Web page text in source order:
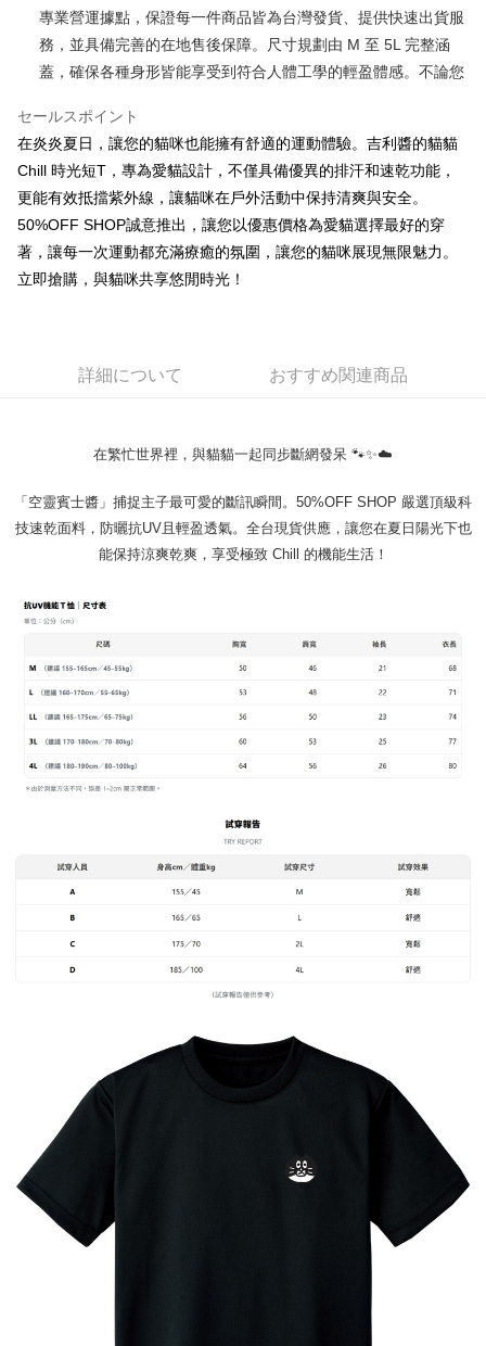
【支払い方法の説明】
1. 分割払いの金額は電信請求書に統合されず、「OP Pay Later」は毎月の
2. SMSのリンクを通じて請求書を開いた後、「コンビニバーコード／台湾
支払いを選択できます。
1. 本サービスは「台湾大哥大株式会社」（以下「当社」といいます）によ
って提供され、ユーザーが取引時に本サービスを通じて商品やサービスを
購入できるようにし、店舗が売買／分割払い売買の債権を当社に譲渡した
後、契約に基づいて当社の請求書で帳款を支払うことになります。
2. 「OP Pay Later」を利用する契約関係の目的から、店舗はあなたの個人
情報（名前、電話または住所を含む）を台湾大哥大に提供し、収集、処理
グでお支払いください。
代金納付期限は最短で 14 日以内ですので、ご注意ください。AFTEE アプ
リをダウンロードして AFTEE 会員になるとお支払い期限を最長 45 日以内
お支払期限は、ショップが請求した期日と、AFTEEで延長できる日数をも
とに計算されます。AFTEEで注文すると、商品を受け取るまで支払い期限
を延長できますが、商品を期限内に受け取れない場合があります（例：予
わらず、AFTEEで指定された期限内にお支払いください。
二、支払い限度額
1.初回 AFTEEを ご利用の際に、認証結果及び当社の審査の結果に基づ
き、限度額が設定されます。
ロテクションズ（以下 AFTEE という）が提供し、AFTEEが代金を徴収し
す。AFTEEの個人情報の収集、処理、利用について、詳細はAFTEE公式ホ
ださい（https://aftee.tw/privacypolicy/）。
AFTEEの初回ご利用の際に、審査を通過すれば、最高額がNT$10,000にな
ります。支払い期限を過ぎた場合、その金額に基づいて年利20%の遅延滞
にご連絡ください。上記に示した個人情報を、必要な購入注文書とあわせ
てAFTEEにご提供いただく、またはAFTEEにあなたの個人情報の収集、処
理、利用を許可することににご同意いただけない場合は、当サービスを選
配送毎にNT$45
7-11取貨付款
配送毎にNT$45、NT$499以上で送料無料
付款 後7-11取貨
配送毎にNT$45、NT$499以上で送料無料
宅配
配送毎にNT$70、NT$499以上で送料無料
專業營運據點，保證每一件商品皆為台灣發貨、提供快速出貨服
務，並具備完善的在地售後保障。尺寸規劃由 M 至 5L 完整涵
蓋，確保各種身形皆能享受到符合人體工學的輕盈體感。不論您
セールスポイント
在炎炎夏日，讓您的貓咪也能擁有舒適的運動體驗。吉利醬的貓貓
Chill 時光短T，專為愛貓設計，不僅具備優異的排汗和速乾功能，
更能有效抵擋紫外線，讓貓咪在戶外活動中保持清爽與安全。
50%OFF SHOP誠意推出，讓您以優惠價格為愛貓選擇最好的穿
著，讓每一次運動都充滿療癒的氛圍，讓您的貓咪展現無限魅力。
立即搶購，與貓咪共享悠閒時光！
詳細について おすすめ関連商品
在繁忙世界裡，與貓貓一起同步斷網發呆 🐾✨☁️
「空靈賓士醬」捕捉主子最可愛的斷訊瞬間。50%OFF SHOP 嚴選頂級科
技速乾面料，防曬抗UV且輕盈透氣。全台現貨供應，讓您在夏日陽光下也
能保持涼爽乾爽，享受極致 Chill 的機能生活！